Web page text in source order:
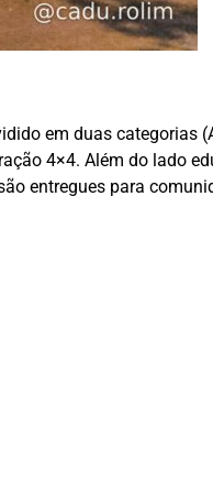
em duas categorias
4×4. Além do lado
entregues para